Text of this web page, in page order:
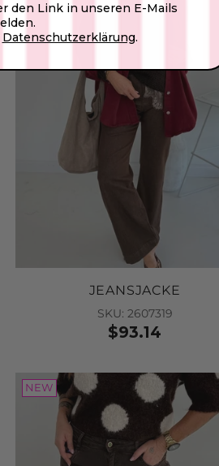
JEANSJACKE
SKU: 2607319
$93.14
NEW
SKU:
$17.68
FARBE:
den Link in unseren E-Mails
Datenschutzerklärung.